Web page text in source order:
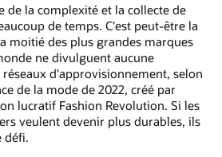
de la complexité et la collecte de
de temps. C'est peut-être la
moitié des plus grandes marques
ne divulguent aucune
d'approvisionnement, selon
de la mode de 2022, créé par
lucratif Fashion Revolution. Si les
veulent devenir plus durables, ils
défi.